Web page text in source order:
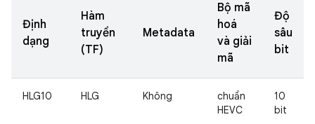
Định
dạng
Hàm
truyền
(TF)
Metadata
Bộ mã
hoá
và giải
mã
Độ
sâu
bit
HLG10 HLG Không
chuẩn
HEVC
10
bit